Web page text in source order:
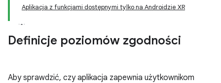
Aplikacja z funkcjami dostępnymi tylko na Androidzie XR
Definicje poziomów zgodności
Aby sprawdzić, czy aplikacja zapewnia użytkownikom